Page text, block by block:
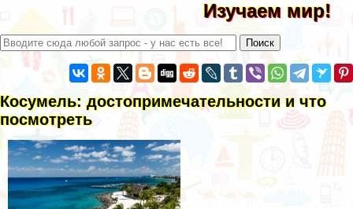
Изучаем мир!
Косумель: достопримечательности и что
посмотреть